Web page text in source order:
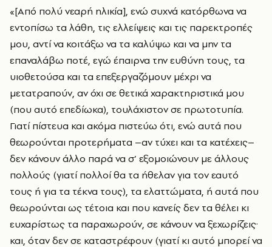
«[Από πολύ νεαρή ηλικία], ενώ συχνά κατόρθωνα να
εντοπίσω τα λάθη, τις ελλείψεις και τις παρεκτροπές
μου, αντί να κοιτάξω να τα καλύψω και να μην τα
επαναλάβω ποτέ, εγώ έπαιρνα την ευθύνη τους, τα
υιοθετούσα και τα επεξεργαζόμουν μέχρι να
μετατραπούν, αν όχι σε θετικά χαρακτηριστικά μου
(που αυτό επεδίωκα), τουλάχιστον σε πρωτοτυπία.
Γιατί πίστευα και ακόμα πιστεύω ότι, ενώ αυτά που
θεωρούνται προτερήματα –αν τύχει και τα κατέχεις–
δεν κάνουν άλλο παρά να σ’ εξομοιώνουν με άλλους
πολλούς (γιατί πολλοί θα τα ήθελαν για τον εαυτό
τους ή για τα τέκνα τους), τα ελαττώματα, ή αυτά που
θεωρούνται ως τέτοια και που κανείς δεν τα θέλει κι
ευχαρίστως τα παραχωρούν, σε κάνουν να ξεχωρίζεις·
και, όταν δεν σε καταστρέφουν (γιατί κι αυτό μπορεί να